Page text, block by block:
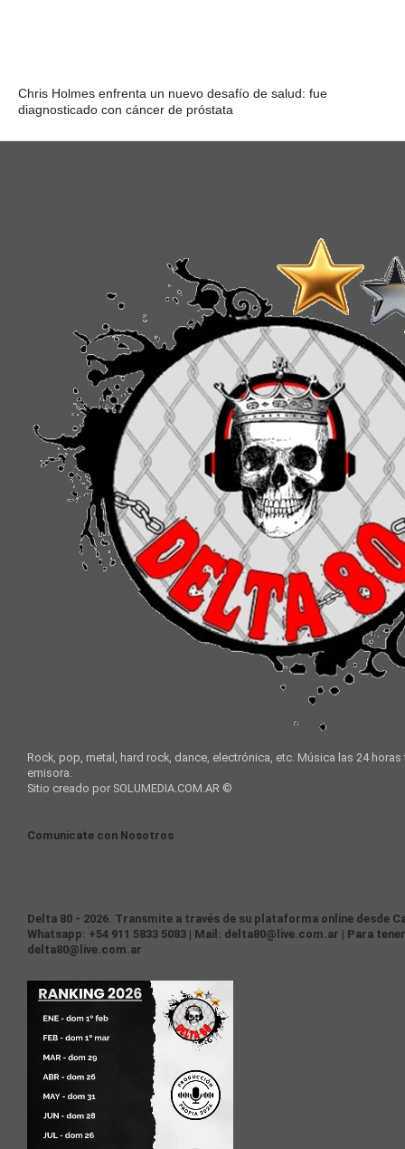
Chris Holmes enfrenta un nuevo desafío de salud: fue
diagnosticado con cáncer de próstata
Rock, pop, metal, hard rock, dance, electrónica, etc. Música las 24
emisora.
Sitio creado por SOLUMEDIA.COM.AR ©
Comunicate con Nosotros
Delta 80 - 2026. Transmite a través de su plataforma online desde
Whatsapp: +54 911 5833 5083 | Mail: delta80@live.com.ar | Para
delta80@live.com.ar